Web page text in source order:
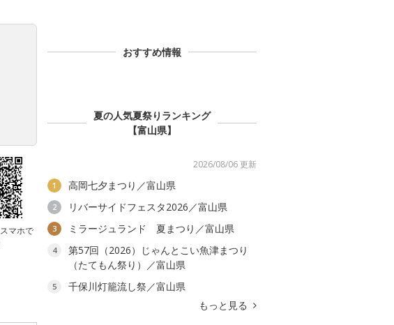
マホで
おすすめ情報
夏の人気夏祭りランキング
【富山県】
2026/08/06 更新
1 高岡七夕まつり／富山県
2 リバーサイドフェスタ2026／富山県
3 ミラージュランド 夏まつり／富山県
4
第57回（2026）じゃんとこい魚津まつり
（たてもん祭り）／富山県
5
千保川灯籠流し祭／富山県
もっと見る